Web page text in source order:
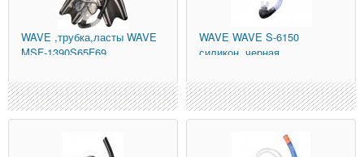
WAVE ,трубка,ласты WAVE
MSF-1390S65F69
WAVE WAVE S-6150
силикон, черная